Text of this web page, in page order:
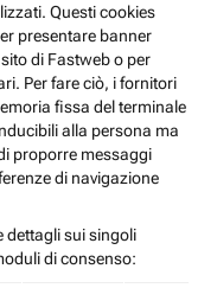
Questi cookies
presentare banner
di Fastweb o per
Per fare ciò, i fornitori
fissa del terminale
alla persona ma
proporre messaggi
di navigazione
dettagli sui singoli
di consenso: